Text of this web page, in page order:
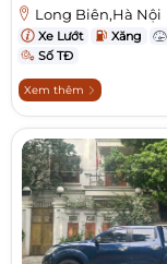
Long Biên,Hà Nội
Xe Lướt Xăng
Số TĐ
Xem thêm